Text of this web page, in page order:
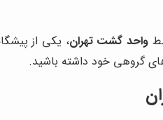
واحد گشت تهران، یکی از
گروهی خود داشته باشید.